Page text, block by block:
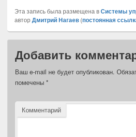
Эта запись была размещена вСистемы
автор Дмитрий Нагаев (постоянная
Добавить
Ваш e-mail не будет опубликован.
помечены *
Комментарий